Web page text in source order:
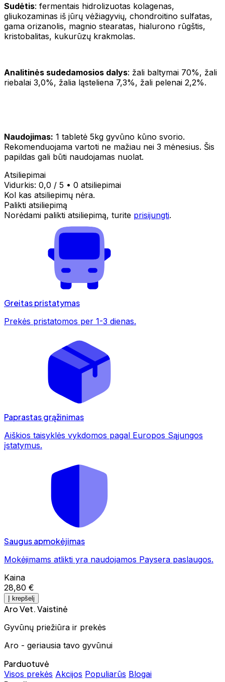
Sudėtis: fermentais hidrolizuotas kolagenas,
gliukozaminas iš jūrų vėžiagyvių, chondroitino sulfatas,
gama orizanolis, magnio stearatas, hialurono rūgštis,
kristobalitas, kukurūzų krakmolas.
Analitinės sudedamosios dalys: žali baltymai 70%, žali
riebalai 3,0%, žalia ląsteliena 7,3%, žali pelenai 2,2%.
Naudojimas: 1 tabletė 5kg gyvūno kūno svorio.
Rekomenduojama vartoti ne mažiau nei 3 mėnesius. Šis
papildas gali būti naudojamas nuolat.
Atsiliepimai
Vidurkis: 0,0 / 5 • 0 atsiliepimai
Kol kas atsiliepimų nėra.
Palikti atsiliepimą
Norėdami palikti atsiliepimą, turite prisijungti.
Greitas pristatymas
Prekės pristatomos per 1-3 dienas.
Paprastas grąžinimas
Aiškios taisyklės vykdomos pagal Europos Sąjungos
įstatymus.
Saugus apmokėjimas
Mokėjimams atlikti yra naudojamos Paysera paslaugos.
Kaina
28,80 €
Į krepšelį
Aro Vet. Vaistinė
Gyvūnų priežiūra ir prekės
Aro - geriausia tavo gyvūnui
Parduotuvė
Visos prekės Akcijos Populiarūs Blogai